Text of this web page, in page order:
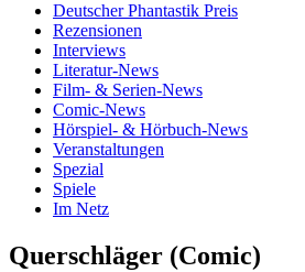
Deutscher Phantastik Preis
Rezensionen
Interviews
Literatur-News
Film- & Serien-News
Comic-News
Hörspiel- & Hörbuch-News
Veranstaltungen
Spezial
Spiele
Im Netz
Querschläger (Comic)